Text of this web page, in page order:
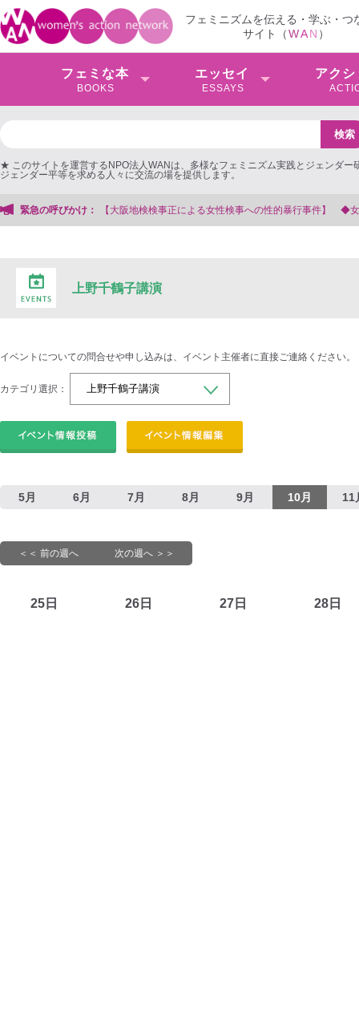
フェミニズムを伝える・学ぶ・つ
サイト（WAN ）
フェミな本
BOOKS
エッセイ
ESSAYS
アクシ
★ このサイトを運営するNPO法人WANは、多様なフェミニズム実践とジェンダー
ジェンダー平等を求める人々に交流の場を提供します。
緊急の呼びかけ：
【大阪地検検事正による女性検事への性的暴行事件】 ◆女性検事を支援する
上野千鶴子講演
イベントについての問合せや申し込みは、イベント主催者に直接ご連絡ください。
カテゴリ選択：
5月 6月 7月 8月 9月 10月 11
＜＜ 前の週へ 次の週へ ＞＞
25日 26日 27日 28日